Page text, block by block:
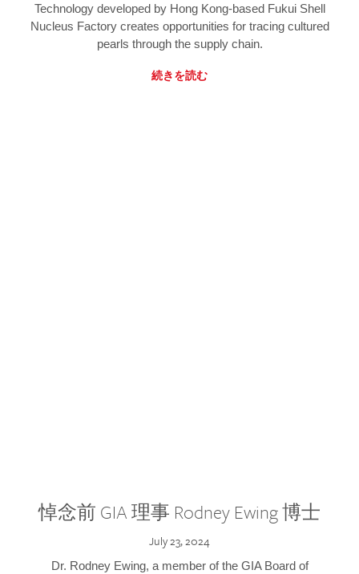
Technology developed by Hong Kong-based Fukui Shell
Nucleus Factory creates opportunities for tracing cultured
pearls through the supply chain.
続きを読む
悼念前 GIA 理事 Rodney Ewing 博士
July 23, 2024
Dr. Rodney Ewing, a member of the GIA Board of